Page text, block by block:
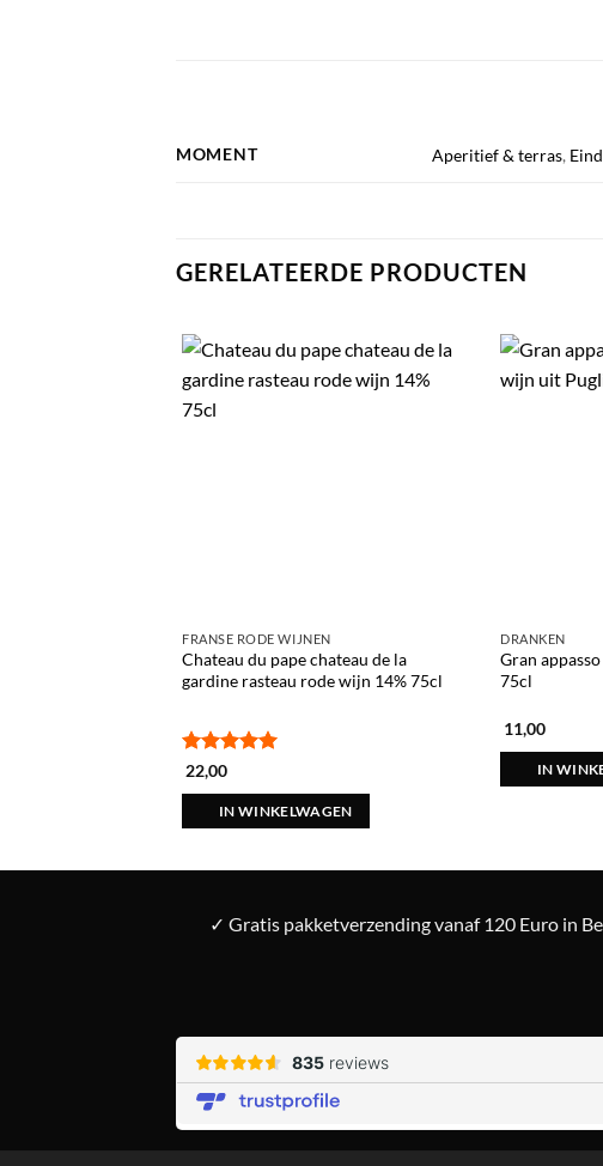
MOMENT Aperitief & terras,
GERELATEERDE PRODUCTEN
FRANSE RODE WIJNEN
Chateau du pape chateau de la
gardine rasteau rode wijn 14% 75cl
Gewaardeerd
22,00
IN WINKELWAGEN
DRANKEN
Gran
75cl
11,00
IN
✓ Gratis pakketverzending vanaf 120 Euro in